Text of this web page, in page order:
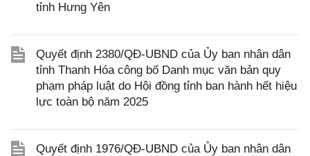
tỉnh Hưng Yên
Quyết định 2380/QĐ-UBND của Ủy ban nhân dân
tỉnh Thanh Hóa công bố Danh mục văn bản quy
phạm pháp luật do Hội đồng tỉnh ban hành hết hiệu
lực toàn bộ năm 2025
Quyết định 1976/QĐ-UBND của Ủy ban nhân dân